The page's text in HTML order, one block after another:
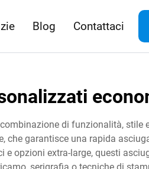
Blog Contattaci
di funzionalità, stile
garantisce una rapida
opzioni extra-large, questi